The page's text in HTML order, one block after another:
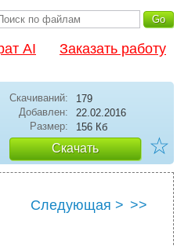
AI Заказать работу
Скачиваний:
179
Добавлен:
22.02.2016
Размер:
156 Кб
Скачать ☆
Следующая > >>